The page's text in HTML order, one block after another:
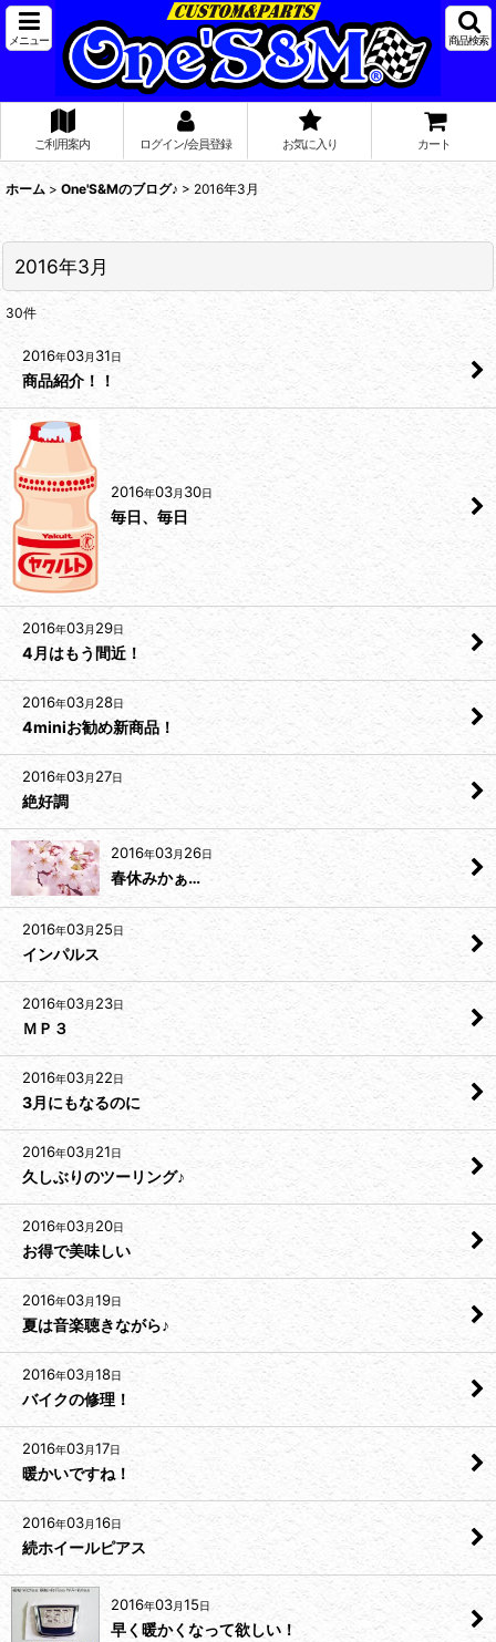
メニュー 商品検索
ご利用案内 ログイン/会員登録 お気に入り カート
ホーム > One'S&Mのブログ♪ > 2016年3月
2016年3月
30件
2016年03月 31日
商品紹介！！
2016年03月 30日
毎日、毎日
2016年03月 29日
4月はもう間近！
2016年03月 28日
4miniお勧め新商品！
2016年03月 27日
絶好調
2016年03月 26日
春休みかぁ…
2016年03月 25日
インパルス
2016年03月 23日
ＭＰ３
2016年03月 22日
3月にもなるのに
2016年03月 21日
久しぶりのツーリング♪
2016年03月 20日
お得で美味しい
2016年03月19日
夏は音楽聴きながら♪
2016年03月18日
バイクの修理！
2016年03月17日
暖かいですね！
2016年03月16日
続ホイールピアス
2016年03月15日
早く暖かくなって欲しい！